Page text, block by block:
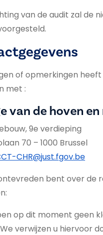
van de audit zal de
of opmerkingen
met :
van de hoven
9e verdieping
70 – 1000 Brussel
CHR@just.fgov.be
bent over de
op dit moment geen
verwijzen u hiervoor